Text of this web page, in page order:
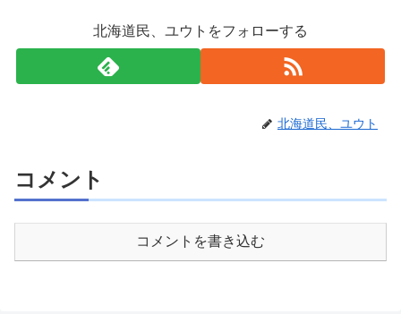
北海道民、ユウトをフォローする
北海道民、ユウト
コメント
コメントを書き込む